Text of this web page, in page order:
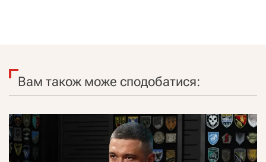
Вам також може сподобатися: